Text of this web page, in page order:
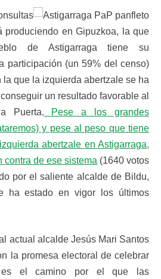
produciendo en Gipuzkoa, la que
de Astigarraga tiene su
participación (un 59% del censo)
que la izquierda abertzale se ha
un resultado favorable al
Puerta. Pese a los grandes
y pese al peso que tiene
abertzale en Astigarraga,
contra de ese sistema (1640 votos
por el saliente alcalde de Bildu,
ha estado en vigor los últimos
actual alcalde Jesús Mari Santos
la promesa electoral de celebrar
es el camino por el que las